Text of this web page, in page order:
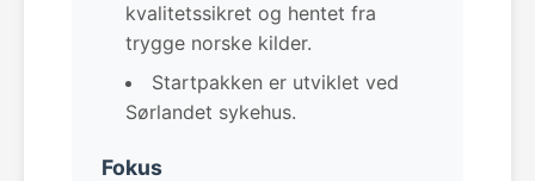
kvalitetssikret og hentet fra
trygge norske kilder.
Startpakken er utviklet ved
Sørlandet sykehus.
Fokus